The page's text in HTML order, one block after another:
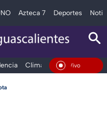
Azteca 7 Deportes
Clima Deportes
En Vivo